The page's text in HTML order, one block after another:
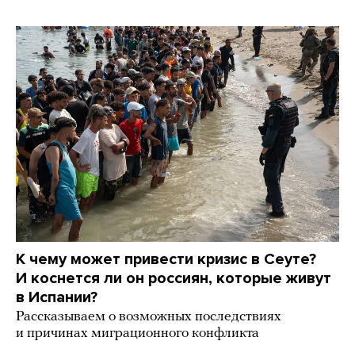
К чему может привести кризис в Сеуте?
И коснется ли он россиян, которые живут
в Испании?
Рассказываем о возможных последствиях
и причинах миграционного конфликта